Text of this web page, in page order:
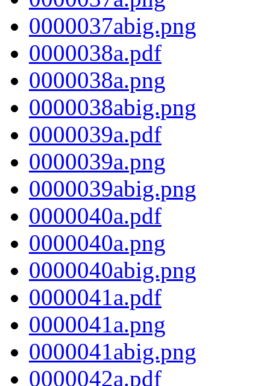
0000037abig.png
0000038a.pdf
0000038a.png
0000038abig.png
0000039a.pdf
0000039a.png
0000039abig.png
0000040a.pdf
0000040a.png
0000040abig.png
0000041a.pdf
0000041a.png
0000041abig.png
0000042a.pdf